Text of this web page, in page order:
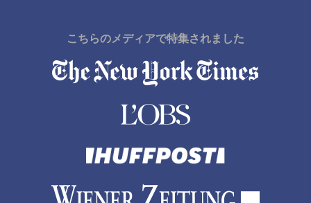
こちらのメディアで特集されました